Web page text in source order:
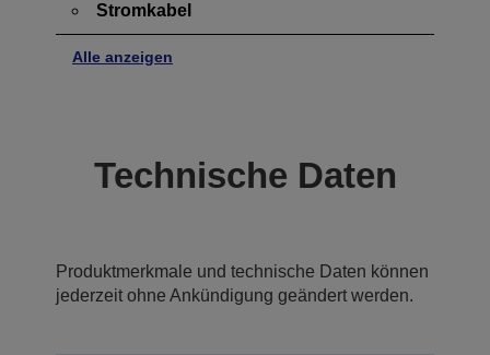
Stromkabel
Alle anzeigen
Technische Daten
Produktmerkmale und technische Daten können
jederzeit ohne Ankündigung geändert werden.